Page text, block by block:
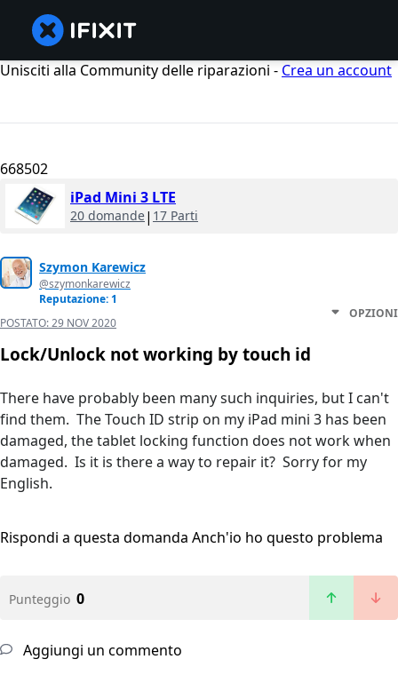
Unisciti alla Community delle riparazioni - Crea un account
668502
iPad Mini 3 LTE
20 domande| 17 Parti
Szymon Karewicz
@szymonkarewicz
Reputazione: 1
POSTATO:29 NOV 2020
OPZIONI
Lock/Unlock not working by touch id
There have probably been many such inquiries, but I can't
find them. The Touch ID strip on my iPad mini 3 has been
damaged, the tablet locking function does not work when
damaged. Is it is there a way to repair it? Sorry for my
English.
Rispondi a questa domanda Anch'io ho questo problema
Punteggio 0
Aggiungi un commento